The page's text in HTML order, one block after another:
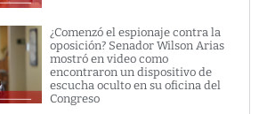
¿Comenzó el espionaje contra la
oposición? Senador Wilson Arias
mostró en video como
encontraron un dispositivo de
escucha oculto en su oficina del
Congreso